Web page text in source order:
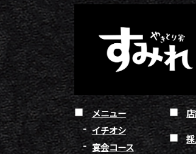
メニュー
イチオシ
宴会コース